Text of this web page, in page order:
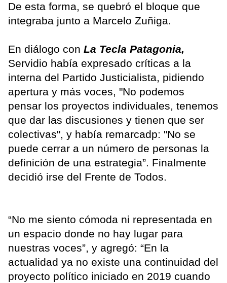
De esta forma, se quebró el bloque que
integraba junto a Marcelo Zuñiga.
En diálogo con La Tecla Patagonia,
Servidio había expresado críticas a la
interna del Partido Justicialista, pidiendo
apertura y más voces, "No podemos
pensar los proyectos individuales, tenemos
que dar las discusiones y tienen que ser
colectivas", y había remarcadp: "No se
puede cerrar a un número de personas la
definición de una estrategia”. Finalmente
decidió irse del Frente de Todos.
“No me siento cómoda ni representada en
un espacio donde no hay lugar para
nuestras voces”, y agregó: “En la
actualidad ya no existe una continuidad del
proyecto político iniciado en 2019 cuando